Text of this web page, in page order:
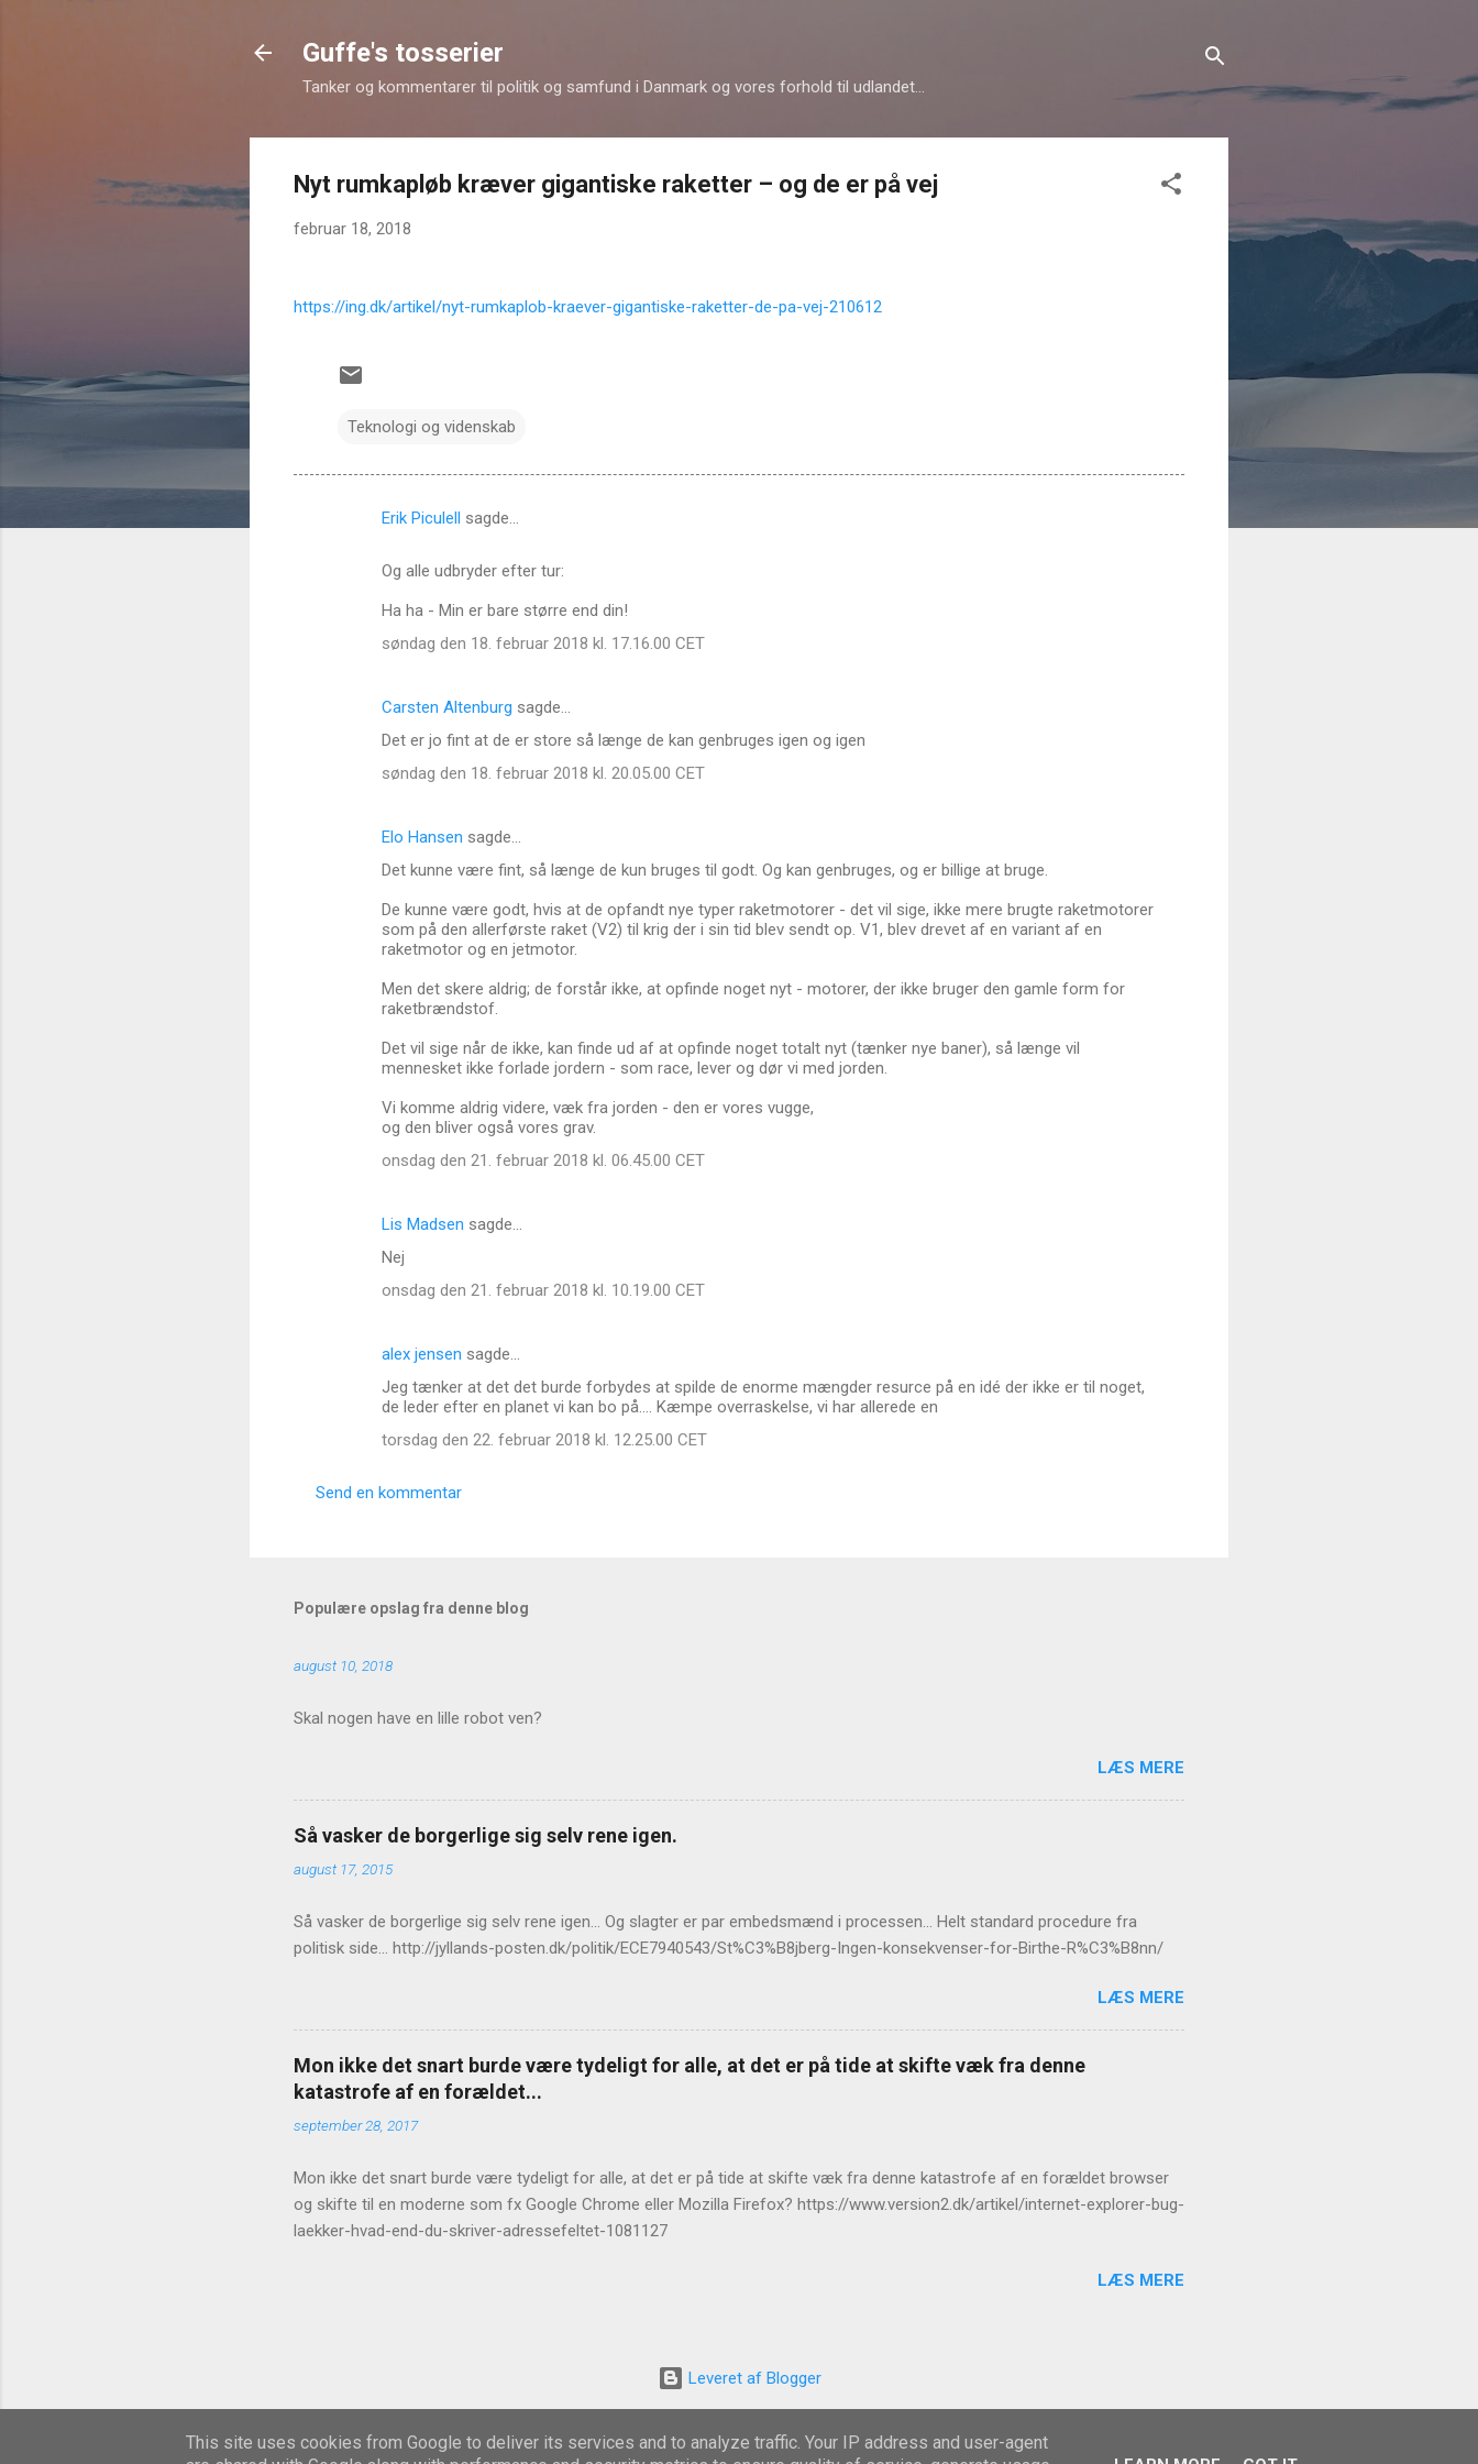
Guffe's tosserier
Tanker og kommentarer til politik og samfund i Danmark og vores forhold til udlandet...
Nyt rumkapløb kræver gigantiske raketter – og de er på vej
februar 18, 2018
https://ing.dk/artikel/nyt-rumkaplob-kraever-gigantiske-raketter-de-pa-vej-210612
Teknologi og videnskab
Erik Piculell sagde…
Og alle udbryder efter tur:
Ha ha - Min er bare større end din!
søndag den 18. februar 2018 kl. 17.16.00 CET
Carsten Altenburg sagde…
Det er jo fint at de er store så længe de kan genbruges igen og igen
søndag den 18. februar 2018 kl. 20.05.00 CET
Elo Hansen sagde…
Det kunne være fint, så længe de kun bruges til godt. Og kan genbruges, og er billige at bruge.
De kunne være godt, hvis at de opfandt nye typer raketmotorer - det vil sige, ikke mere brugte raketmotorer
som på den allerførste raket (V2) til krig der i sin tid blev sendt op. V1, blev drevet af en variant af en
raketmotor og en jetmotor.
Men det skere aldrig; de forstår ikke, at opfinde noget nyt - motorer, der ikke bruger den gamle form for
raketbrændstof.
Det vil sige når de ikke, kan finde ud af at opfinde noget totalt nyt (tænker nye baner), så længe vil
mennesket ikke forlade jordern - som race, lever og dør vi med jorden.
Vi komme aldrig videre, væk fra jorden - den er vores vugge,
og den bliver også vores grav.
onsdag den 21. februar 2018 kl. 06.45.00 CET
Lis Madsen sagde…
Nej
onsdag den 21. februar 2018 kl. 10.19.00 CET
alex jensen sagde…
Jeg tænker at det det burde forbydes at spilde de enorme mængder resurce på en idé der ikke er til noget,
de leder efter en planet vi kan bo på.... Kæmpe overraskelse, vi har allerede en
torsdag den 22. februar 2018 kl. 12.25.00 CET
Send en kommentar
Populære opslag fra denne blog
august 10, 2018
Skal nogen have en lille robot ven?
LÆS MERE
Så vasker de borgerlige sig selv rene igen.
august 17, 2015
Så vasker de borgerlige sig selv rene igen... Og slagter er par embedsmænd i processen... Helt standard procedure fra
politisk side... http://jyllands-posten.dk/politik/ECE7940543/St%C3%B8jberg-Ingen-konsekvenser-for-Birthe-R%C3%B8nn/
LÆS MERE
Mon ikke det snart burde være tydeligt for alle, at det er på tide at skifte væk fra denne
katastrofe af en forældet...
september 28, 2017
Mon ikke det snart burde være tydeligt for alle, at det er på tide at skifte væk fra denne katastrofe af en forældet browser
og skifte til en moderne som fx Google Chrome eller Mozilla Firefox? https://www.version2.dk/artikel/internet-explorer-bug-
laekker-hvad-end-du-skriver-adressefeltet-1081127
LÆS MERE
Leveret af Blogger
This site uses cookies from Google to deliver its services and to analyze traffic. Your IP address and user-agent